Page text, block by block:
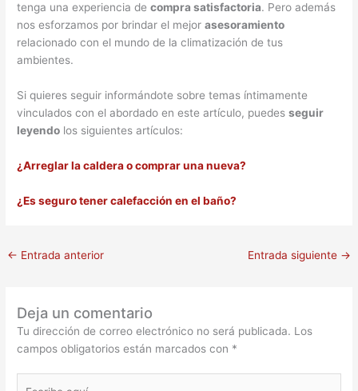
tenga una experiencia decompra satisfactoria. Pero además
nos esforzamos por brindar el mejorasesoramiento
relacionado con el mundo de la climatización de tus
ambientes.
Si quieres seguir informándote sobre temas íntimamente
vinculados con el abordado en este artículo, puedesseguir
leyendo los siguientes artículos:
¿Arreglar la caldera o comprar una nueva?
¿Es seguro tener calefacción en el baño?
← Entrada anterior Entrada siguiente →
Deja un comentario
Tu dirección de correo electrónico no será publicada. Los
campos obligatorios están marcados con *